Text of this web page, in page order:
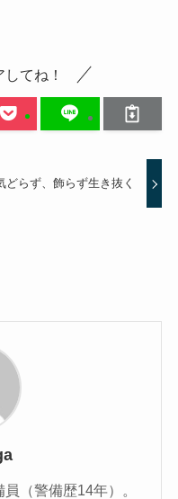
てね！
どらず、飾らず生き抜く
（警備歴14年）。